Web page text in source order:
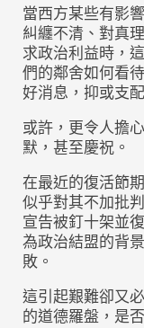
當西方某些有影
糾纏不清、對真
求政治利益時，
們的鄰舍如何看
好消息，抑或支
或許，更令人擔
默，甚至慶祝。
在最近的復活節
似乎對其不加批
宣告被釘十架並
為政治結盟的背
敗。
這引起艱難卻又
的道德羅盤，是